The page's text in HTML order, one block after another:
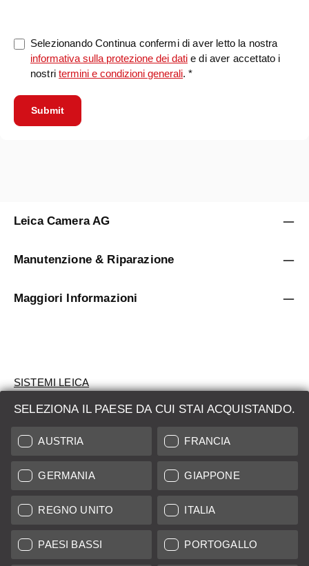
Selezionando Continua confermi di aver letto la nostra
informativa sulla protezione dei dati e di aver accettato i
nostritermini e condizioni generali. *
Submit
SELEZIONA IL PAESE DA CUI STAI ACQUISTANDO.
AUSTRIA FRANCIA
GERMANIA GIAPPONE
REGNO UNITO ITALIA
PAESI BASSI PORTOGALLO
Leica Camera AG
Manutenzione & Riparazione
Maggiori Informazioni
SISTEMI LEICA
VALUTAZIONE
CERCHI UN PRODOTTO?
ASTE
PRODOTTI NUOVI
LEICA STORES